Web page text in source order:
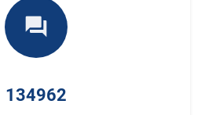
forum
134962